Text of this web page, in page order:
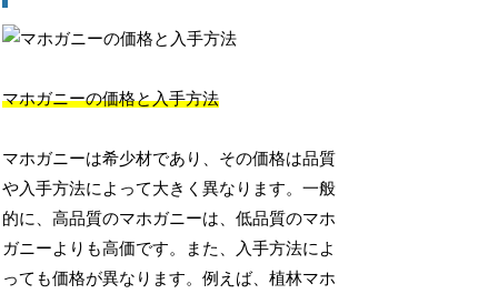
マホガニーの価格と入手方法
マホガニーは希少材であり、その価格は品質
や入手方法によって大きく異なります。一般
的に、高品質のマホガニーは、低品質のマホ
ガニーよりも高価です。また、入手方法によ
っても価格が異なります。例えば、植林マホ